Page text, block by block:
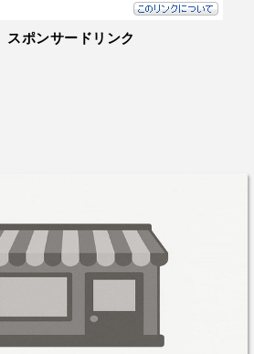
スポンサードリンク